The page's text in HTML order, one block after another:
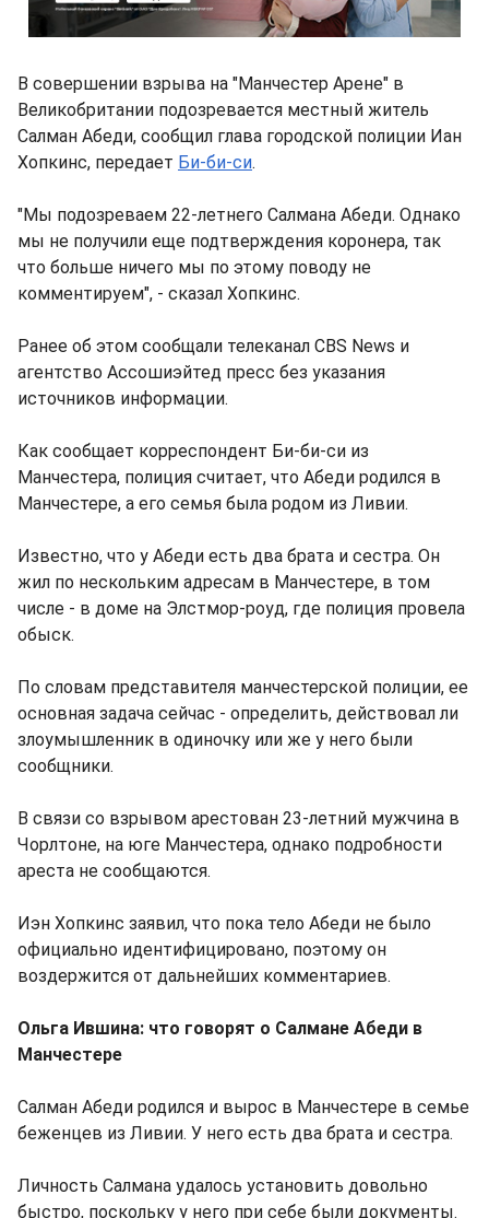
В совершении взрыва на "Манчестер Арене" в
Великобритании подозревается местный житель
Салман Абеди, сообщил глава городской полиции Иан
Хопкинс, передает Би-би-си.
"Мы подозреваем 22-летнего Салмана Абеди. Однако
мы не получили еще подтверждения коронера, так
что больше ничего мы по этому поводу не
комментируем", - сказал Хопкинс.
Ранее об этом сообщали телеканал CBS News и
агентство Ассошиэйтед пресс без указания
источников информации.
Как сообщает корреспондент Би-би-си из
Манчестера, полиция считает, что Абеди родился в
Манчестере, а его семья была родом из Ливии.
Известно, что у Абеди есть два брата и сестра. Он
жил по нескольким адресам в Манчестере, в том
числе - в доме на Элстмор-роуд, где полиция провела
обыск.
По словам представителя манчестерской полиции, ее
основная задача сейчас - определить, действовал ли
злоумышленник в одиночку или же у него были
сообщники.
В связи со взрывом арестован 23-летний мужчина в
Чорлтоне, на юге Манчестера, однако подробности
ареста не сообщаются.
Иэн Хопкинс заявил, что пока тело Абеди не было
официально идентифицировано, поэтому он
воздержится от дальнейших комментариев.
Ольга Ившина: что говорят о Салмане Абеди в
Манчестере
Салман Абеди родился и вырос в Манчестере в семье
беженцев из Ливии. У него есть два брата и сестра.
Личность Салмана удалось установить довольно
быстро, поскольку у него при себе были документы.